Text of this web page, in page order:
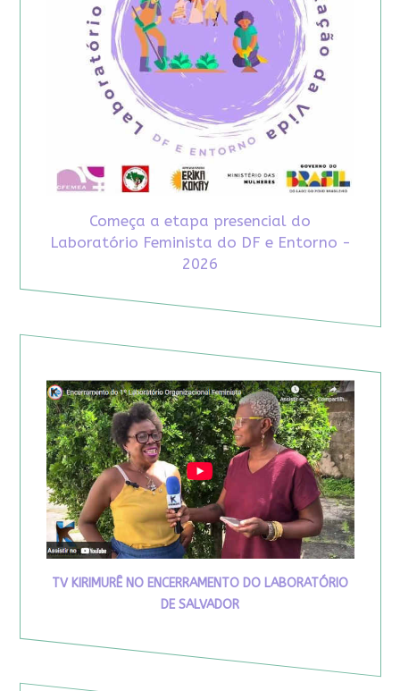
Começa a etapa presencial do
Laboratório Feminista do DF e Entorno -
2026
TV KIRIMURÊ NO ENCERRAMENTO DO LABORATÓRIO
DE SALVADOR